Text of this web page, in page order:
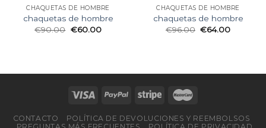
CHAQUETAS DE HOMBRE
chaquetas de hombre
€90.00 €60.00
CHAQUETAS DE HOMBRE
chaquetas de hombre
€96.00 €64.00
CONTACTO
POLÍTICA DE DEVOLUCIONES Y REEMBOLSOS